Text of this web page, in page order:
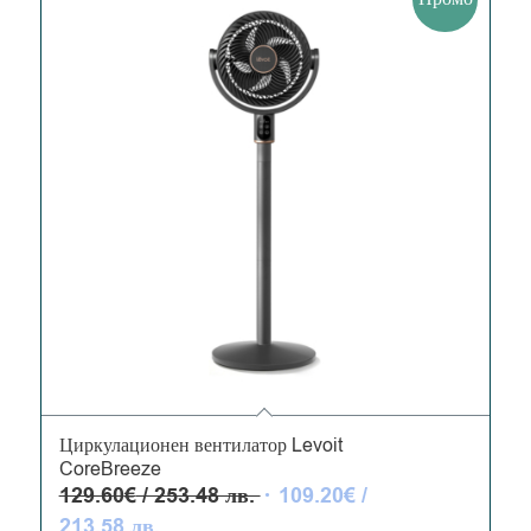
136.13 лв..
115.00 лв..
Циркулационен вентилатор Levoit
CoreBreeze
129.60€/ 253.48 лв.Original
109.20€/
Текущата